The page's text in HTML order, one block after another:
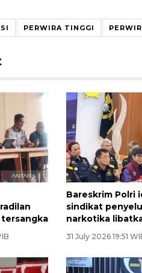
PERWIRA TINGGI
Bareskrim Polri
sindikat
narkotika
31 July 2026 19:51